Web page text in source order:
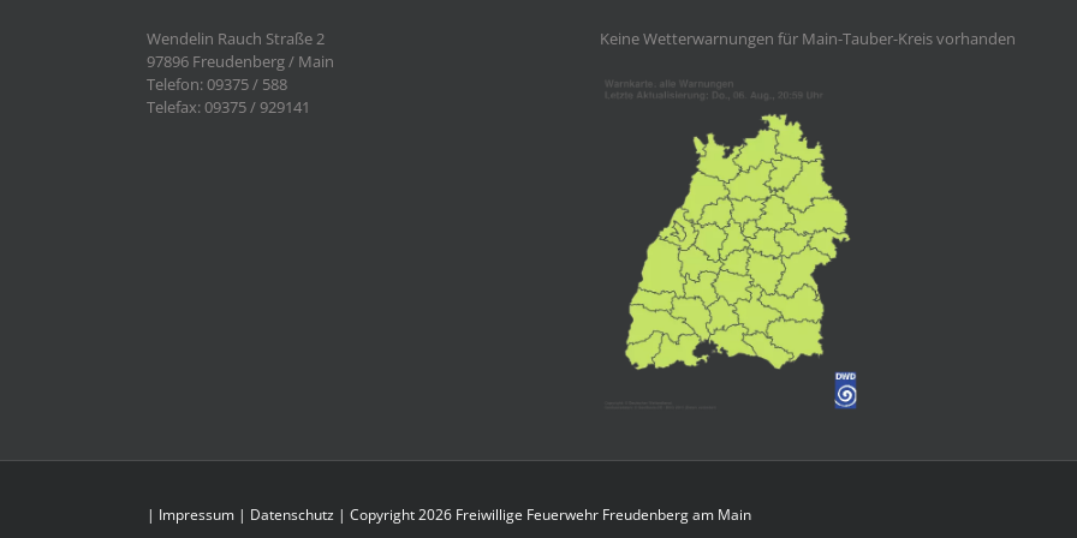
Wendelin Rauch Straße 2
97896 Freudenberg / Main
Telefon: 09375 / 588
Telefax: 09375 / 929141
Keine Wetterwarnungen für Main-Tauber-Kreis vorhanden
| Impressum | Datenschutz | Copyright 2026 Freiwillige Feuerwehr Freudenberg am Main